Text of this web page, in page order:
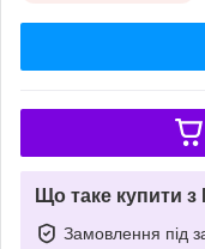
Що таке купити
Замовлення під